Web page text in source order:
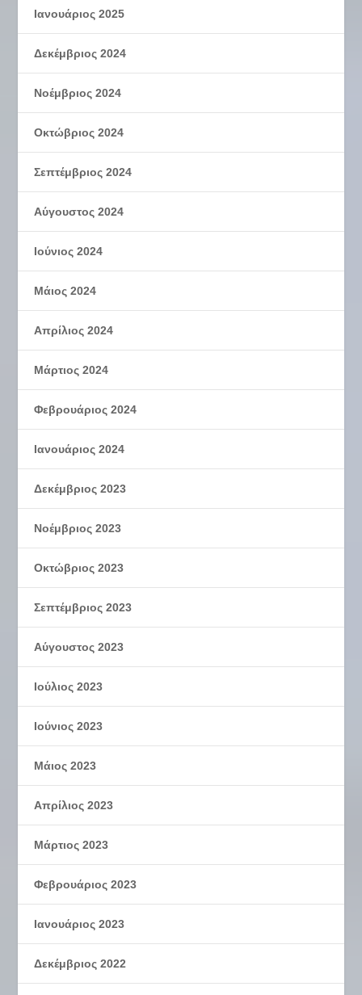
Ιανουάριος 2025
Δεκέμβριος 2024
Νοέμβριος 2024
Οκτώβριος 2024
Σεπτέμβριος 2024
Αύγουστος 2024
Ιούνιος 2024
Μάιος 2024
Απρίλιος 2024
Μάρτιος 2024
Φεβρουάριος 2024
Ιανουάριος 2024
Δεκέμβριος 2023
Νοέμβριος 2023
Οκτώβριος 2023
Σεπτέμβριος 2023
Αύγουστος 2023
Ιούλιος 2023
Ιούνιος 2023
Μάιος 2023
Απρίλιος 2023
Μάρτιος 2023
Φεβρουάριος 2023
Ιανουάριος 2023
Δεκέμβριος 2022